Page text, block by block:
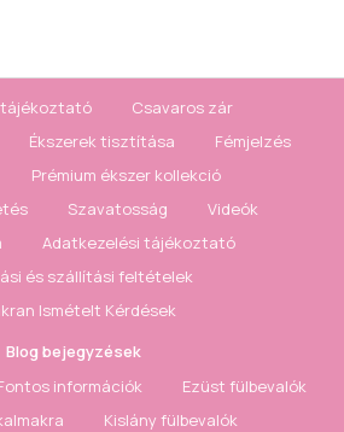
Csavaros zár
Ékszerek tisztítása
Fémjelzés
Prémium ékszer kollekció
Szavatosság
Videók
Adatkezelési tájékoztató
és szállítási feltételek
Ismételt Kérdések
Blog bejegyzések
információk
Ezüst fülbevalók
Kislány fülbevalók